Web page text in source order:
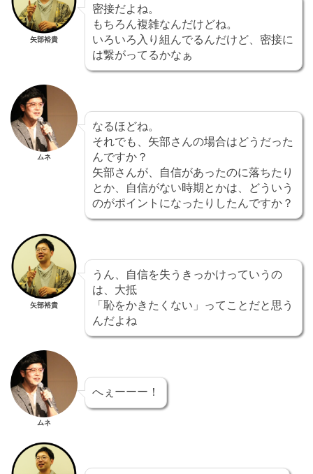
矢部裕貴
密接だよね。
もちろん複雑なんだけどね。
いろいろ入り組んでるんだけど、密接に
は繋がってるかなぁ
ムネ
なるほどね。
それでも、矢部さんの場合はどうだった
んですか？
矢部さんが、自信があったのに落ちたり
とか、自信がない時期とかは、どういう
のがポイントになったりしたんですか？
矢部裕貴
うん、自信を失うきっかけっていうの
は、大抵
「恥をかきたくない」ってことだと思う
んだよね
ムネ
へぇーーー！